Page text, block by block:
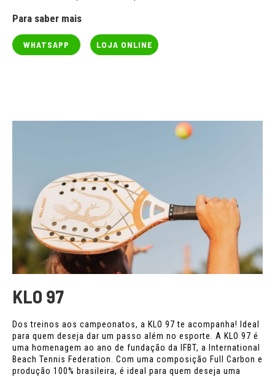
Para saber mais
WHATSAPP LOJA ONLINE
KLO 97
Dos treinos aos campeonatos, a KLO 97 te acompanha! Ideal
para quem deseja dar um passo além no esporte. A KLO 97 é
uma homenagem ao ano de fundação da IFBT, a International
Beach Tennis Federation. Com uma composição Full Carbon e
produção 100% brasileira, é ideal para quem deseja uma